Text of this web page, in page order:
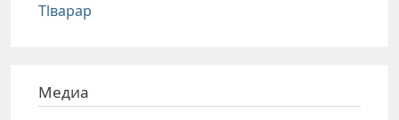
Тlварар
Медиа